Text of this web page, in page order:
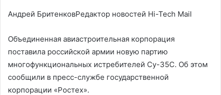
Андрей БритенковРедактор новостей Hi-Tech Mail
Объединенная авиастроительная корпорация
поставила российской армии новую партию
многофункциональных истребителей Су-35С. Об этом
сообщили в пресс-службе государственной
корпорации «Ростех».